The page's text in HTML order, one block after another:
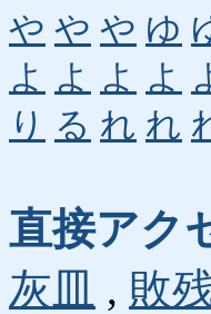
や や や ゆ
よ よ よ よ
り る れ れ
直接アク
灰皿 , 敗